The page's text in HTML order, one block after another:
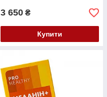
3 650 ₴
Купити